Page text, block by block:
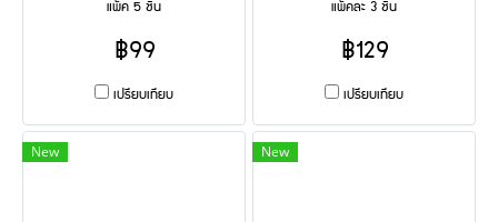
แพ็ค 5 ชิ้น
฿99
เปรียบเทียบ
แพ็คละ 3 ชิ้น
฿129
เปรียบเทียบ
New New